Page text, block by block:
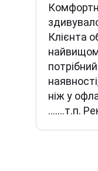
Клієнта
ніж у
.......т.п.